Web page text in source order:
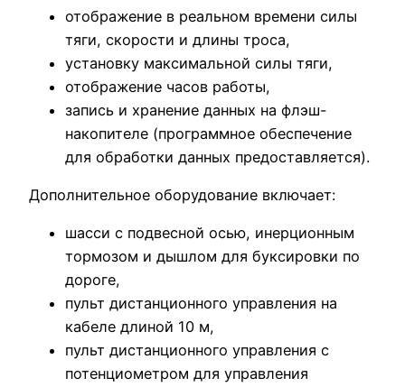
отображение в реальном времени силы
тяги, скорости и длины троса,
установку максимальной силы тяги,
отображение часов работы,
запись и хранение данных на флэш-
накопителе (программное обеспечение
для обработки данных предоставляется).
Дополнительное оборудование включает:
шасси с подвесной осью, инерционным
тормозом и дышлом для буксировки по
дороге,
пульт дистанционного управления на
кабеле длиной 10 м,
пульт дистанционного управления с
потенциометром для управления